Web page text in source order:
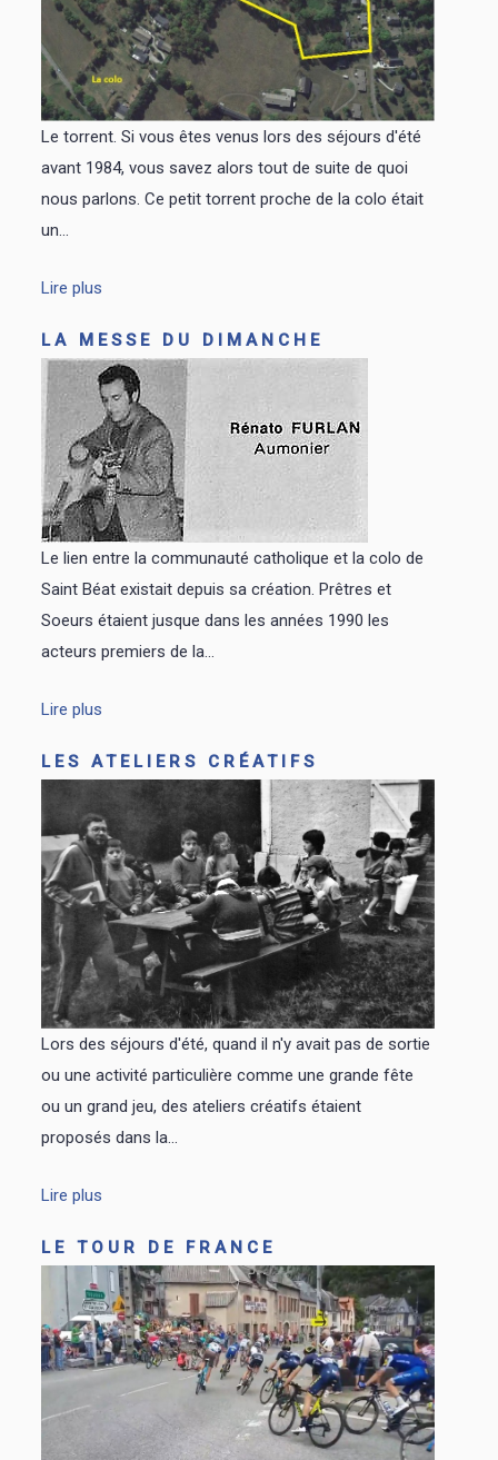
Le torrent. Si vous êtes venus lors des séjours d'été
avant 1984, vous savez alors tout de suite de quoi
nous parlons. Ce petit torrent proche de la colo était
un...
Lire plus
LA MESSE DU DIMANCHE
Le lien entre la communauté catholique et la colo de
Saint Béat existait depuis sa création. Prêtres et
Soeurs étaient jusque dans les années 1990 les
acteurs premiers de la...
Lire plus
LES ATELIERS CRÉATIFS
Lors des séjours d'été, quand il n'y avait pas de sortie
ou une activité particulière comme une grande fête
ou un grand jeu, des ateliers créatifs étaient
proposés dans la...
Lire plus
LE TOUR DE FRANCE